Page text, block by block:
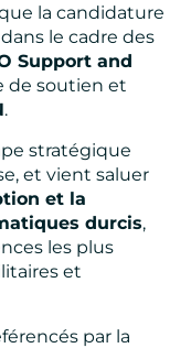
la candidature
le cadre des
Support and
de soutien et
.
stratégique
et vient saluer
et la
durcis,
les plus
et
par la